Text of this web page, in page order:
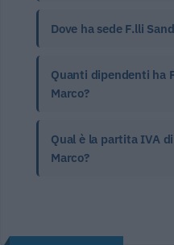
Dove ha sede F.lli
Quanti dipendenti ha
Marco?
Qual è la partita IVA
Marco?